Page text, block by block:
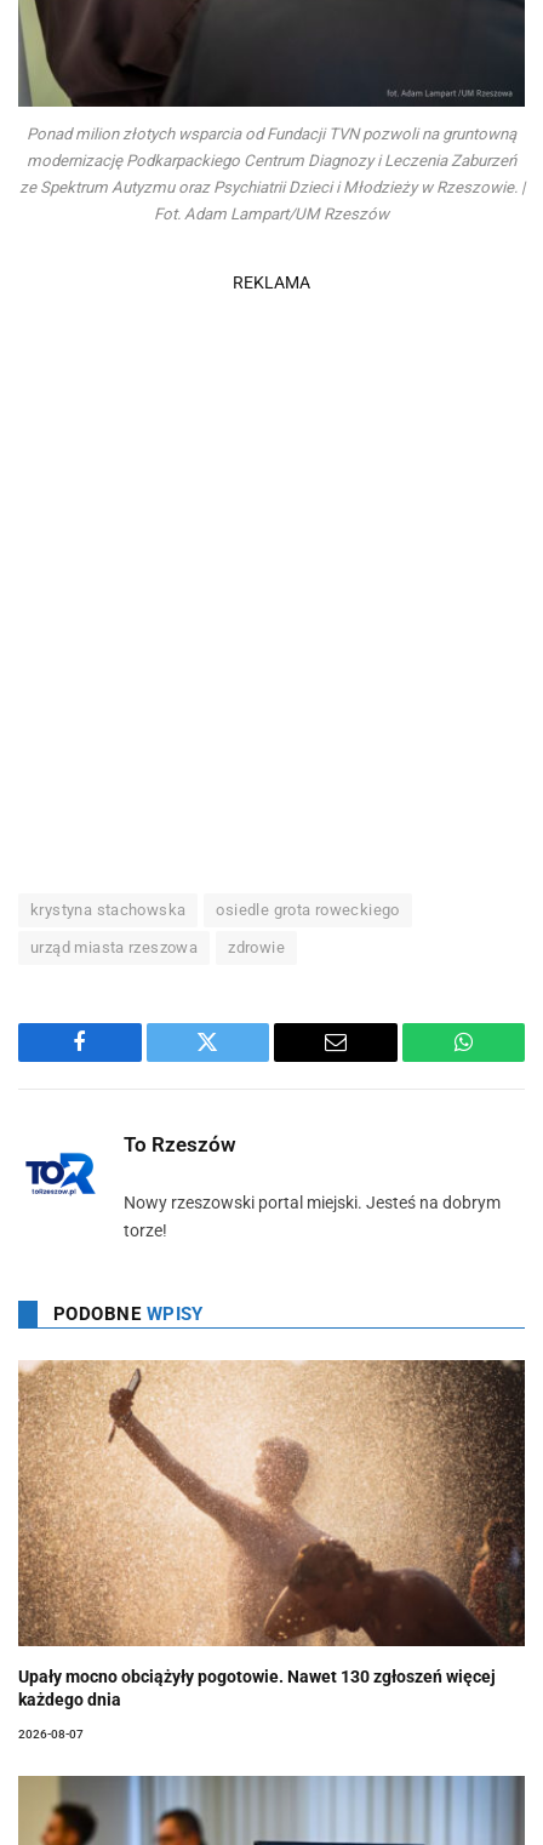
Ponad milion złotych wsparcia od Fundacji TVN pozwoli na gruntowną
modernizację Podkarpackiego Centrum Diagnozy i Leczenia Zaburzeń
ze Spektrum Autyzmu oraz Psychiatrii Dzieci i Młodzieży w Rzeszowie. |
Fot. Adam Lampart/UM Rzeszów
REKLAMA
krystyna stachowska osiedle grota roweckiego
urząd miasta rzeszowa zdrowie
Facebook Twitter Email
To Rzeszów
Nowy rzeszowski portal miejski. Jesteś na dobrym
torze!
PODOBNE WPISY
Upały mocno obciążyły pogotowie. Nawet 130 zgłoszeń więcej
każdego dnia
2026-08-07